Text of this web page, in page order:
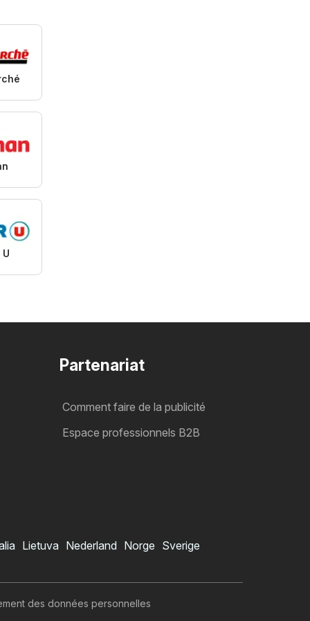
Partenariat
Comment faire de la publicité
Espace professionnels B2B
Lietuva Nederland Norge Sverige
des données personnelles